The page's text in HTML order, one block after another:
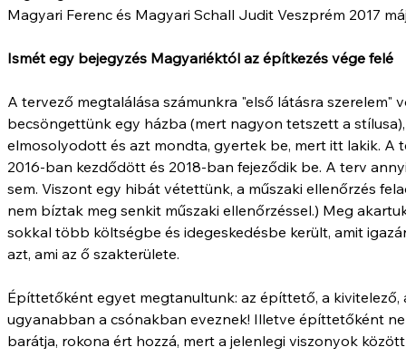
Magyari Ferenc és Magyari Schall Judit Veszprém 2017
Ismét egy bejegyzés Magyariéktól az építkezés vége felé
A tervező megtalálása számunkra "első látásra
becsöngettünk egy házba (mert nagyon tetszett a
elmosolyodott és azt mondta, gyertek be, mert itt lakik. A
2016-ban kezdődött és 2018-ban fejeződik be. A terv
sem. Viszont egy hibát vétettünk, a műszaki ellenőrzés
nem bíztak meg senkit műszaki ellenőrzéssel.) Meg
sokkal több költségbe és idegeskedésbe került, amit
azt, ami az ő szakterülete.
Építtetőként egyet megtanultunk: az építtető, a kivitelező,
ugyanabban a csónakban eveznek! Illetve építtetőként
barátja, rokona ért hozzá, mert a jelenlegi viszonyok